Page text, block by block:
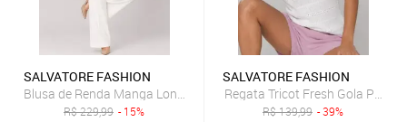
SALVATORE FASHION
Blusa de Renda Manga Longa com Gola Alta Salvatore Marrom
R$229,99 - 15%
SALVATORE FASHION
Regata Tricot Fresh Gola Polo
R$139,99 - 39%